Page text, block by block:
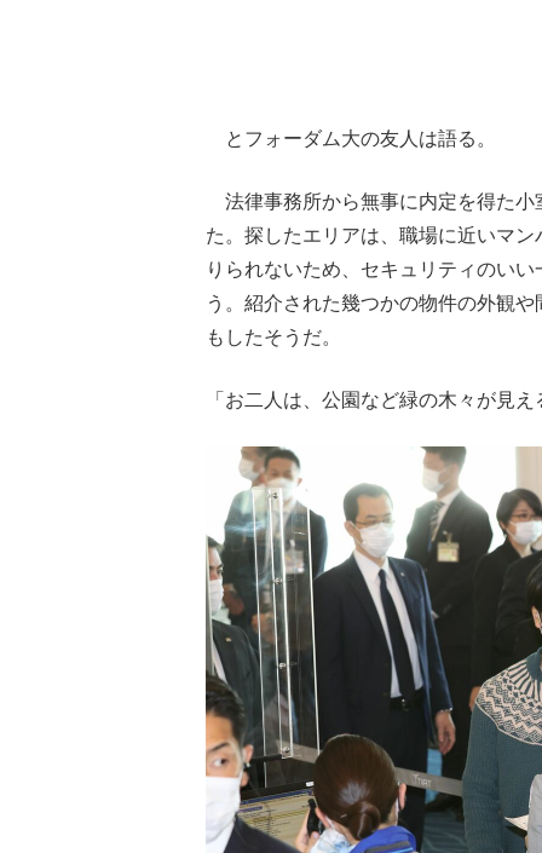
とフォーダム大の友人は語る。
法律事務所から無事に内定を得た小
た。探したエリアは、職場に近いマ
りられないため、セキュリティのい
う。紹介された幾つかの物件の外観
もしたそうだ。
「お二人は、公園など緑の木々が見